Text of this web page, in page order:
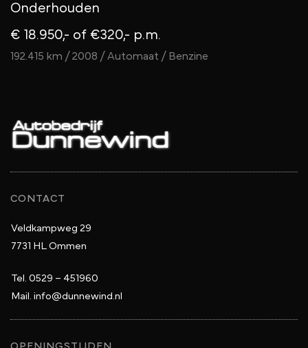
Onderhouden
€ 18.950,- of €320,- p.m.
192.415 km / 2008 / Automaat / Benzine
CONTACT
Veldkampweg 29
7731 HL Ommen
Tel. 0529 – 451960
Mail. info@dunnewind.nl